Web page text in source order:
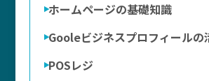
ホームページの基礎知識
Gooleビジネスプロフィールの
POSレジ